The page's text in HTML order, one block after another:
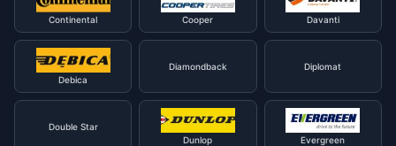
Continental Cooper Davanti
Debica
Diamondback Diplomat
Double Star
Dunlop
Evergreen